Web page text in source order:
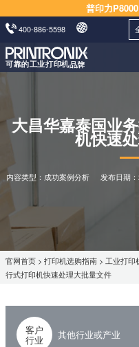
普印力
400-886-5598
大昌华嘉泰国业
机快速
内容类型：成功案例分析 发布日期：
官网首页 > 打印机选购指南 > 工业打印
行式打印机快速处理大批量文件
客户
行业 其他行业或产业